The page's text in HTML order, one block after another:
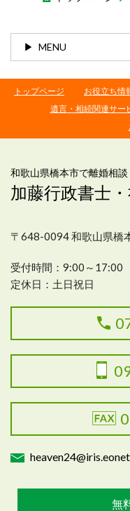
MENU
トップページ お役立ち情
遺言・相続関連サー
和歌山県橋本市で離婚相
加藤行政書士
〒648-0094 和歌山県橋
受付時間：9:00～17:00
定休日：土日祝日
無